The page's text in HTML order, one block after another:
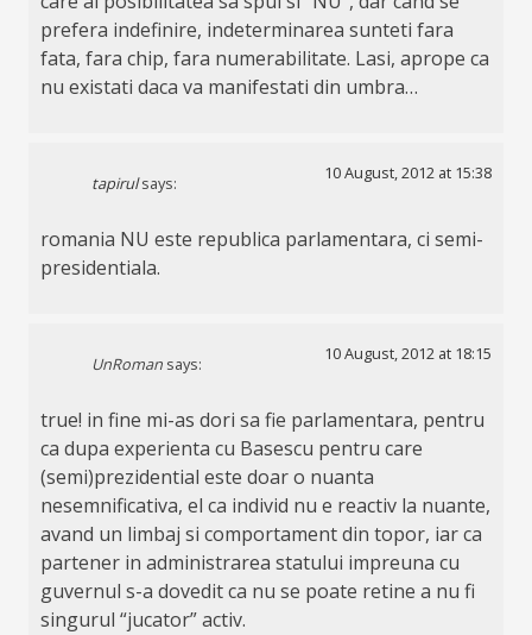
prefera indefinire, indeterminarea sunteti fara
fata, fara chip, fara numerabilitate. Lasi, aprope ca
nu existati daca va manifestati din umbra…
tapirul says:
10 August, 2012 at 15:38
romania NU este republica parlamentara, ci semi-
presidentiala.
UnRoman says:
10 August, 2012 at 18:15
true! in fine mi-as dori sa fie parlamentara, pentru
ca dupa experienta cu Basescu pentru care
(semi)prezidential este doar o nuanta
nesemnificativa, el ca individ nu e reactiv la nuante,
avand un limbaj si comportament din topor, iar ca
partener in administrarea statului impreuna cu
guvernul s-a dovedit ca nu se poate retine a nu fi
singurul “jucator” activ.